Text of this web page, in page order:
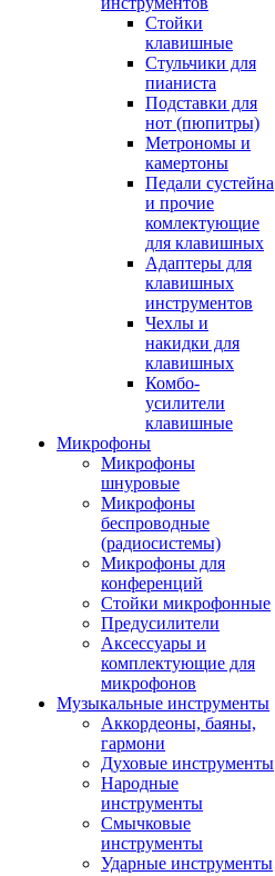
Стойки
клавишные
Стульчики для
пианиста
Подставки для
нот (пюпитры)
Метрономы и
камертоны
Педали сустейна
и прочие
комлектующие
для клавишных
Адаптеры для
клавишных
инструментов
Чехлы и
накидки для
клавишных
Комбо-
усилители
клавишные
Микрофоны
Микрофоны
шнуровые
Микрофоны
беспроводные
(радиосистемы)
Микрофоны для
конференций
Стойки микрофонные
Предусилители
Аксессуары и
комплектующие для
микрофонов
Музыкальные инструменты
Аккордеоны, баяны,
гармони
Духовые инструменты
Народные
инструменты
Смычковые
инструменты
Ударные инструменты